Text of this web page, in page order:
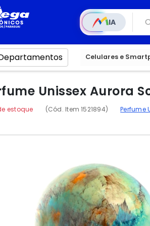
IA
Celulares e
Unissex Aurora
estoque (Cód. Item 1521894) Perfume